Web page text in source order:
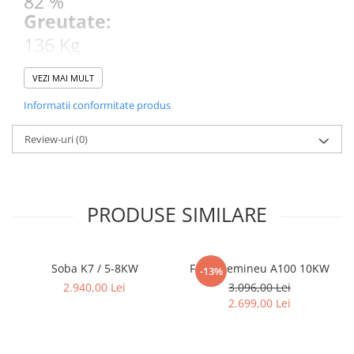
Greutate:
136 Kg
Material interior:
Otel + Fonta
Dimensiuni vatra:
L 19 x A 33 cm
Putere maxima:
2 ani
Tip soba:
VEZI MAI MULT
Informatii conformitate produs
Review-uri(0)
PRODUSE SIMILARE
Soba K7 / 5-8KW
2.940,00 Lei
-13%
Focar semineu A100 10KW
3.096,00 Lei
2.699,00 Lei